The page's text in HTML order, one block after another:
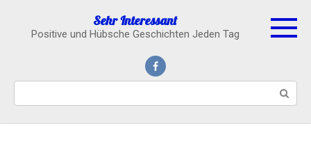
content
Sehr Interessant
Positive und Hübsche Geschichten Jeden Tag